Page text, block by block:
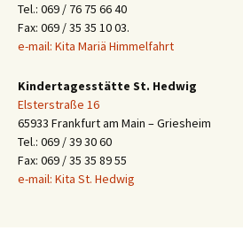
Tel.: 069 / 76 75 66 40
Fax: 069 / 35 35 10 03.
e-mail: Kita Mariä Himmelfahrt
Kindertagesstätte St. Hedwig
Elsterstraße 16
65933 Frankfurt am Main – Griesheim
Tel.: 069 / 39 30 60
Fax: 069 / 35 35 89 55
e-mail: Kita St. Hedwig